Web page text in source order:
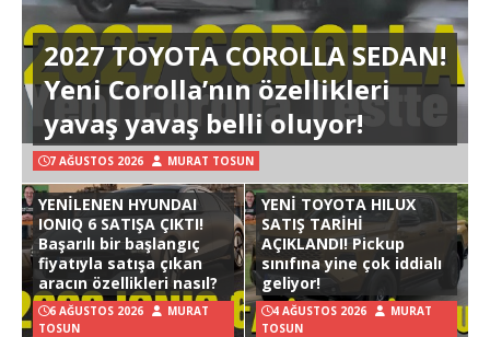
2027 TOYOTA COROLLA SEDAN!
Yeni Corolla’nın özellikleri
yavaş yavaş belli oluyor!
7 AĞUSTOS 2026 MURAT TOSUN
YENİLENEN HYUNDAI
IONIQ 6 SATIŞA ÇIKTI!
Başarılı bir başlangıç
fiyatıyla satışa çıkan
aracın özellikleri nasıl?
6 AĞUSTOS 2026
MURAT
TOSUN
YENİ TOYOTA HILUX
SATIŞ TARİHİ
AÇIKLANDI! Pickup
sınıfına yine çok iddialı
geliyor!
4 AĞUSTOS 2026
MURAT
TOSUN